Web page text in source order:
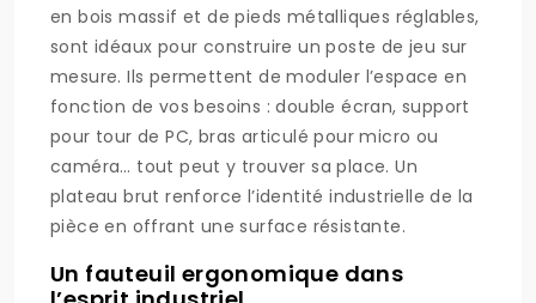
en bois massif et de pieds métalliques réglables,
sont idéaux pour construire un poste de jeu sur
mesure. Ils permettent de moduler l’espace en
fonction de vos besoins : double écran, support
pour tour de PC, bras articulé pour micro ou
caméra… tout peut y trouver sa place. Un
plateau brut renforce l’identité industrielle de la
pièce en offrant une surface résistante.
Un fauteuil ergonomique dans